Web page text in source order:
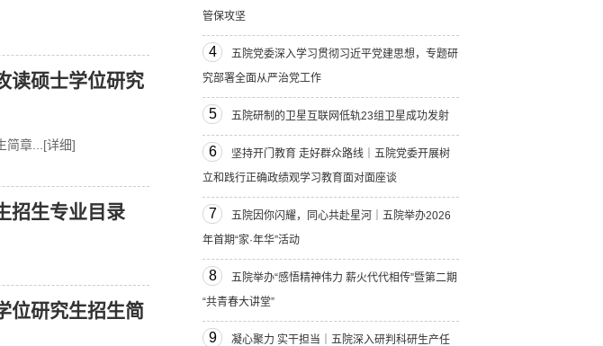
读硕士学位研究
简章 ...[详细]
招生专业目录
位研究生招生简
管保攻坚
4
五院党委深入学习贯彻习近平党建思想，专题研
究部署全面从严治党工作
5 五院研制的卫星互联网低轨23组卫星成功发射
6
坚持开门教育 走好群众路线｜五院党委开展树
立和践行正确政绩观学习教育面对面座谈
7
五院因你闪耀，同心共赴星河｜五院举办2026
年首期“家·年华”活动
8
五院举办“感悟精神伟力 薪火代代相传”暨第二期
“共青春大讲堂”
9
凝心聚力 实干担当｜五院深入研判科研生产任